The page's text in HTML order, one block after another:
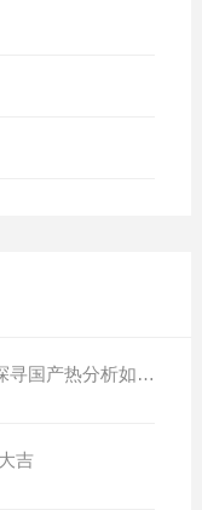
不与低端竞品“卷”：走访和晟科技，探寻国产热分析如何行稳致远
吉